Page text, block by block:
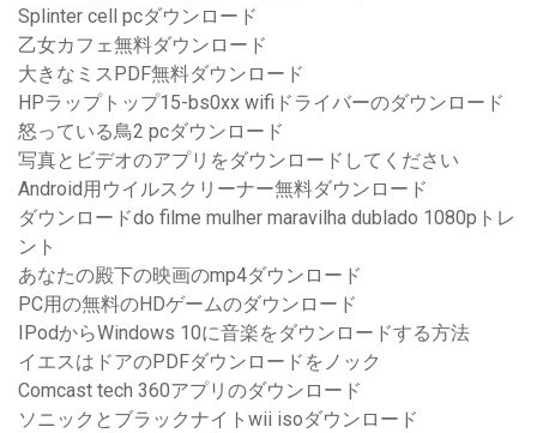
Splinter cell pcダウンロード
乙女カフェ無料ダウンロード
大きなミスPDF無料ダウンロード
HPラップトップ15-bs0xx wifiドライバーのダウンロード
怒っている鳥2 pcダウンロード
写真とビデオのアプリをダウンロードしてください
Android用ウイルスクリーナー無料ダウンロード
ダウンロードdo filme mulher maravilha dublado 1080pトレ
ント
あなたの殿下の映画のmp4ダウンロード
PC用の無料のHDゲームのダウンロード
IPodからWindows 10に音楽をダウンロードする方法
イエスはドアのPDFダウンロードをノック
Comcast tech 360アプリのダウンロード
ソニックとブラックナイトwii isoダウンロード